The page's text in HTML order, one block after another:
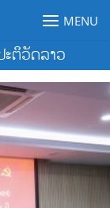
ະຕິວັດລາວ
MENU